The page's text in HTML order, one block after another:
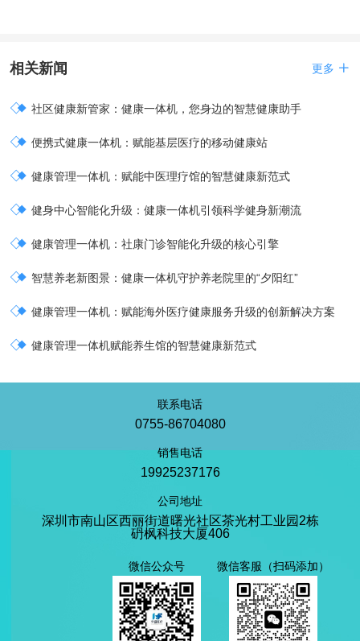
相关新闻 更多 
 社区健康新管家：健康一体机，您身边的智慧健康助手
 便携式健康一体机：赋能基层医疗的移动健康站
 健康管理一体机：赋能中医理疗馆的智慧健康新范式
 健身中心智能化升级：健康一体机引领科学健身新潮流
 健康管理一体机：社康门诊智能化升级的核心引擎
 智慧养老新图景：健康一体机守护养老院里的“夕阳红”
 健康管理一体机：赋能海外医疗健康服务升级的创新解决方案
 健康管理一体机赋能养生馆的智慧健康新范式
联系电话
0755-86704080
销售电话
19925237176
公司地址
深圳市南山区西丽街道曙光社区茶光村工业园2栋
砃枫科技大厦406
微信公众号 微信客服（扫码添加）